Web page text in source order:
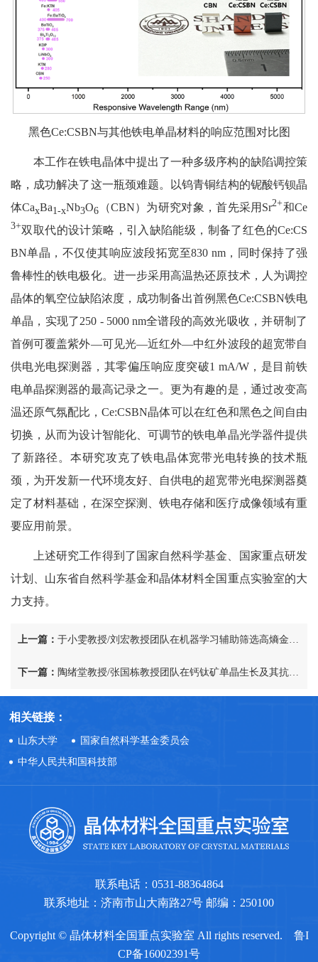
黑色Ce:CSBN与其他铁电单晶材料的响应范围对比图
本工作在铁电晶体中提出了一种多级序构的缺陷调控策
略，成功解决了这一瓶颈难题。以钨青铜结构的铌酸钙钡晶
体CaxBa1-xNb3O6 （CBN）为研究对象，首先采用Sr2+和Ce
3+双取代的设计策略，引入缺陷能级，制备了红色的Ce:CS
BN单晶，不仅使其响应波段拓宽至830 nm，同时保持了强
鲁棒性的铁电极化。进一步采用高温热还原技术，人为调控
晶体的氧空位缺陷浓度，成功制备出首例黑色Ce:CSBN铁电
单晶，实现了250 - 5000 nm全谱段的高效光吸收，并研制了
首例可覆盖紫外—可见光—近红外—中红外波段的超宽带自
供电光电探测器，其零偏压响应度突破1 mA/W，是目前铁
电单晶探测器的最高记录之一。更为有趣的是，通过改变高
温还原气氛配比，Ce:CSBN晶体可以在红色和黑色之间自由
切换，从而为设计智能化、可调节的铁电单晶光学器件提供
了新路径。本研究攻克了铁电晶体宽带光电转换的技术瓶
颈，为开发新一代环境友好、自供电的超宽带光电探测器奠
定了材料基础，在深空探测、铁电存储和医疗成像领域有重
要应用前景。
上述研究工作得到了国家自然科学基金、国家重点研发
计划、山东省自然科学基金和晶体材料全国重点实验室的大
力支持。
上一篇： 于小雯教授/刘宏教授团队在机器学习辅助筛选高熵金属间化合物方面取得新进展
下一篇： 陶绪堂教授/张国栋教授团队在钙钛矿单晶生长及其抗辐照性能研究方面取得新进展
相关链接：
山东大学
国家自然科学基金委员会
中华人民共和国科技部
联系电话：0531-88364864
联系地址：济南市山大南路27号 邮编：250100
Copyright © 晶体材料全国重点实验室 All rights reserved. 鲁I
CP备16002391号